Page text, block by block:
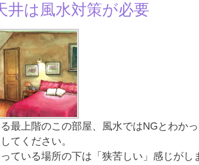
井は風水対策が必要
最上階のこの部屋、風水ではNGとわか
てください。
ている場所の下は「狭苦しい」感じが